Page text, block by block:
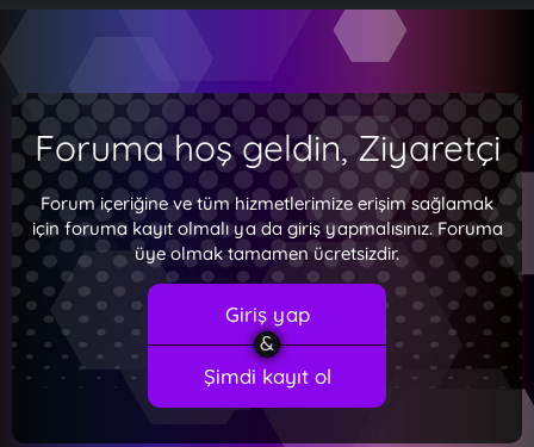
Foruma hoş geldin, Ziyaretçi
Forum içeriğine ve tüm hizmetlerimize erişim sağlamak
için foruma kayıt olmalı ya da giriş yapmalısınız. Foruma
üye olmak tamamen ücretsizdir.
Giriş yap
Şimdi kayıt ol